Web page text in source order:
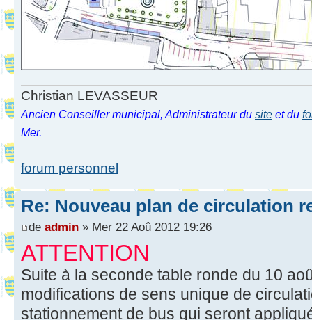
Christian LEVASSEUR
Ancien Conseiller municipal, Administrateur du site et du
Mer.
forum personnel
Re: Nouveau plan de circulation
de admin » Mer 22 Aoû 2012 19:26
ATTENTION
Suite à la seconde table ronde du 10
modifications de sens unique de
stationnement de bus qui seront